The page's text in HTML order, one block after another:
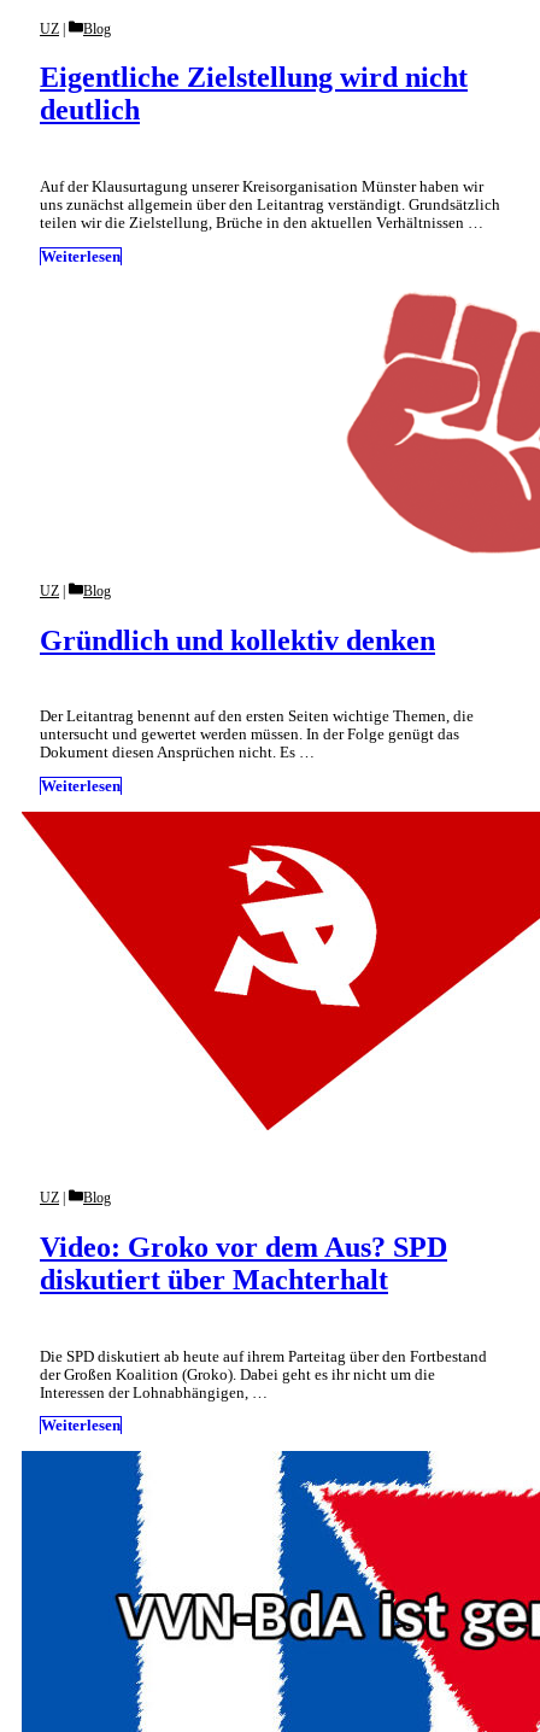
Eigentliche Zielstellung wird nicht
deutlich
UZ Categories
Blog
Auf der Klausurtagung unserer Kreisorganisation Münster haben wir
uns zunächst allgemein über den Leitantrag verständigt. Grundsätzlich
teilen wir die Zielstellung, Brüche in den aktuellen Verhältnissen …
Weiterlesen
Gründlich und kollektiv denken
UZ Categories
Blog
Der Leitantrag benennt auf den ersten Seiten wichtige Themen, die
untersucht und gewertet werden müssen. In der Folge genügt das
Dokument diesen Ansprüchen nicht. Es …
Weiterlesen
Video: Groko vor dem Aus? SPD
diskutiert über Machterhalt
UZ Categories
Blog
Die SPD diskutiert ab heute auf ihrem Parteitag über den Fortbestand
der Großen Koalition (Groko). Dabei geht es ihr nicht um die
Interessen der Lohnabhängigen, …
Weiterlesen